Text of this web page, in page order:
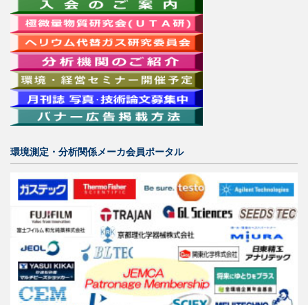
環境測定・分析関係メーカ会員ポータル